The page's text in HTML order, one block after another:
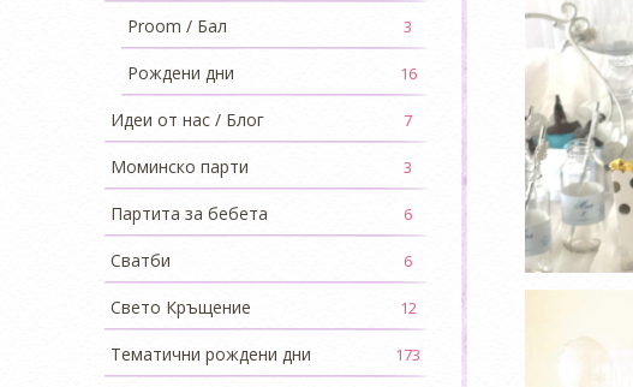
Proom / Бал 3
Рождени дни 16
Идеи от нас / Блог 7
Моминско парти 3
Партита за бебета 6
Сватби 6
Свето Кръщение 12
Тематични рождени дни 173